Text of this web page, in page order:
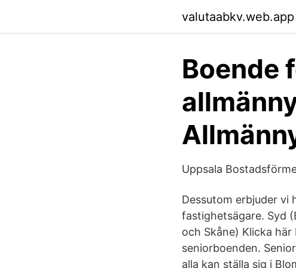
valutaabkv.web.app
Boende
Uppsala
Dessutom erbjuder
fastighetsägare. Syd
och Skåne) Klicka
seniorboenden.
alla kan ställa sig i